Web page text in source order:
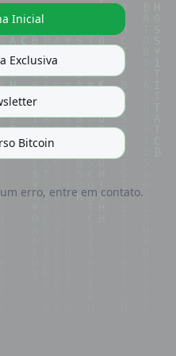
Inicial
Exclusiva
Bitcoin
erro, entre em contato.